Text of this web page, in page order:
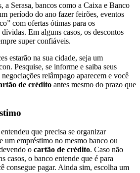
a Serasa, bancos como a Caixa e Banco
período do ano fazer feirões, eventos
com ofertas ótimas para os
Em alguns casos, os descontos
super confiáveis.
estarão na sua cidade, seja um
Pesquise, se informe e saiba seus
relâmpago aparecem e você
de crédito antes mesmo do prazo que
que precisa se organizar
um empréstimo no mesmo banco ou
o cartão de crédito. Caso não
casos, o banco entende que é para
consegue pagar. Ainda sim, escolha um